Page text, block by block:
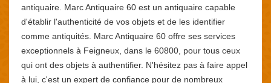
antiquaire. Marc Antiquaire 60 est un antiquaire capable
d'établir l'authenticité de vos objets et de les identifier
comme antiquités. Marc Antiquaire 60 offre ses services
exceptionnels à Feigneux, dans le 60800, pour tous ceux
qui ont des objets à authentifier. N'hésitez pas à faire appel
à lui, c'est un expert de confiance pour de nombreux